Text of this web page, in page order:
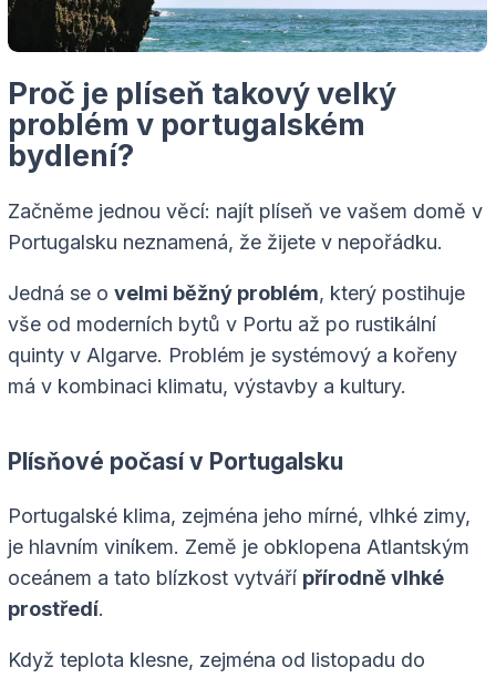
Proč je plíseň takový velký
problém v portugalském
bydlení?
Začněme jednou věcí: najít plíseň ve vašem domě v
Portugalsku neznamená, že žijete v nepořádku.
Jedná se o velmi běžný problém, který postihuje
vše od moderních bytů v Portu až po rustikální
quinty v Algarve. Problém je systémový a kořeny
má v kombinaci klimatu, výstavby a kultury.
Plísňové počasí v Portugalsku
Portugalské klima, zejména jeho mírné, vlhké zimy,
je hlavním viníkem. Země je obklopena Atlantským
oceánem a tato blízkost vytváří přírodně vlhké
prostředí.
Když teplota klesne, zejména od listopadu do